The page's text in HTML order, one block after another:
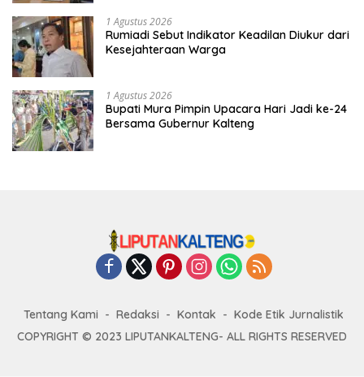
1 Agustus 2026
Rumiadi Sebut Indikator Keadilan Diukur dari
Kesejahteraan Warga
1 Agustus 2026
Bupati Mura Pimpin Upacara Hari Jadi ke-24
Bersama Gubernur Kalteng
Tentang Kami Redaksi Kontak
Kode Etik Jurnalistik
COPYRIGHT © 2023 LIPUTANKALTENG- ALL RIGHTS RESERVED